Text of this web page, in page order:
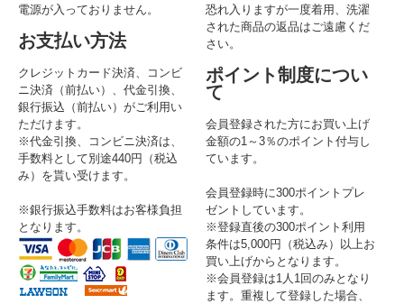
電源が入っておりません。
お支払い方法
クレジットカード決済、コンビ
ニ決済（前払い）、代金引換、
銀行振込（前払い）がご利用い
ただけます。
※代金引換、コンビニ決済は、
手数料として別途440円（税込
み）を貰い受けます。
※銀行振込手数料はお客様負担
となります。
恐れ入りますが一度着用、洗濯
された商品の返品はご遠慮くだ
さい。
ポイント制度につい
て
会員登録された方にお買い上げ
金額の1～3％のポイント付与し
ています。
会員登録時に300ポイントプレ
ゼントしています。
※登録直後の300ポイント利用
条件は5,000円（税込み）以上お
買い上げからとなります。
※会員登録は1人1回のみとなり
ます。重複して登録した場合、